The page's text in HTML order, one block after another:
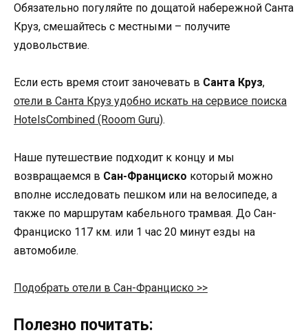
Обязательно погуляйте по дощатой набережной Санта
Круз, смешайтесь с местными – получите
удовольствие.
Если есть время стоит заночевать в Санта Круз,
отели в Санта Круз удобно искать на сервисе поиска
HotelsCombined (Rooom Guru).
Наше путешествие подходит к концу и мы
возвращаемся в Сан-Франциско который можно
вполне исследовать пешком или на велосипеде, а
также по маршрутам кабельного трамвая. До Сан-
Франциско 117 км. или 1 час 20 минут езды на
автомобиле.
Подобрать отели в Сан-Франциско >>
Полезно почитать: